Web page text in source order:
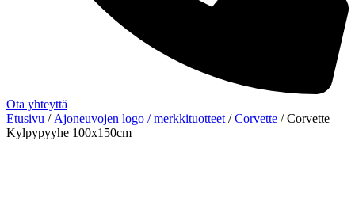
Ota yhteyttä
Etusivu / Ajoneuvojen logo / merkkituotteet /Corvette / Corvette –
Kylpypyyhe 100x150cm